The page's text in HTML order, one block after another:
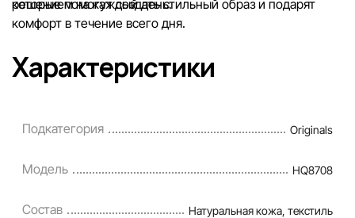
решением на каждый день.
которые помогут создать стильный образ и подарят
комфорт в течение всего дня.
Характеристики
Подкатегория Originals
Модель HQ8708
Состав Натуральная кожа, текстиль